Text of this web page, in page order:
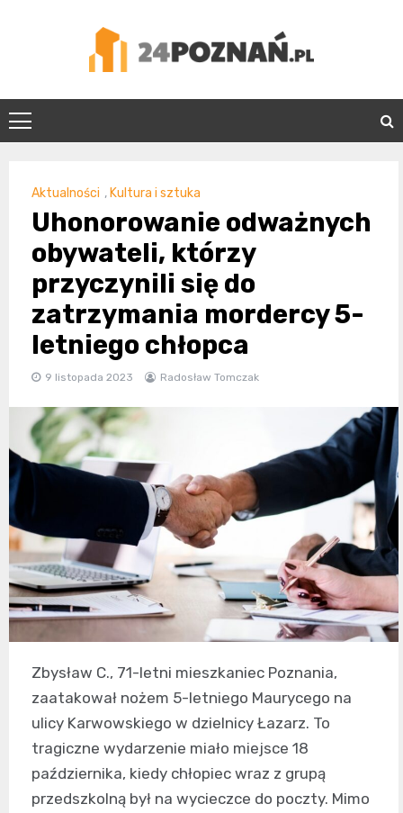
24Poznań.pl
Aktualności , Kultura i sztuka
Uhonorowanie odważnych
obywateli, którzy
przyczynili się do
zatrzymania mordercy 5-
letniego chłopca
9 listopada 2023 Radosław Tomczak
Zbysław C., 71-letni mieszkaniec Poznania,
zaatakował nożem 5-letniego Maurycego na
ulicy Karwowskiego w dzielnicy Łazarz. To
tragiczne wydarzenie miało miejsce 18
października, kiedy chłopiec wraz z grupą
przedszkolną był na wycieczce do poczty. Mimo